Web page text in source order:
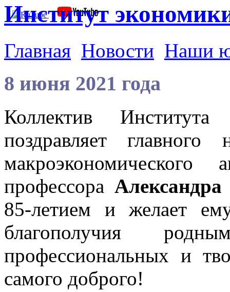
Институт
Главная Новости Наши
8 июня 2021 года
Коллектив
поздравляет главного
макроэкономического
профессора
85-летием и желает
благополучия
профессиональных и
самого доброго!